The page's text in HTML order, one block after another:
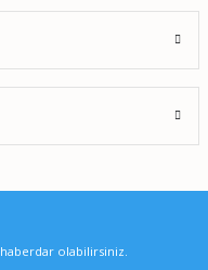
olabilirsiniz.